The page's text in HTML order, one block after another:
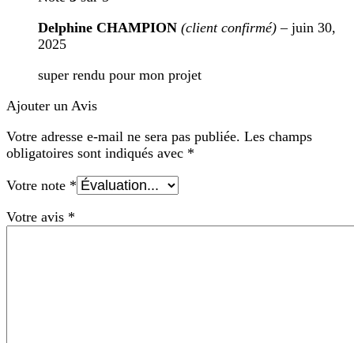
Delphine CHAMPION (client confirmé) – juin 30,
2025
super rendu pour mon projet
Ajouter un Avis
Votre adresse e-mail ne sera pas publiée. Les champs
obligatoires sont indiqués avec *
Votre note *
Votre avis *